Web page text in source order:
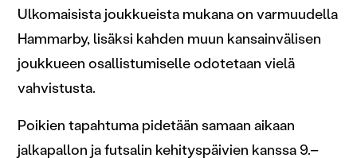
Ulkomaisista joukkueista mukana on varmuudella
Hammarby, lisäksi kahden muun kansainvälisen
joukkueen osallistumiselle odotetaan vielä
vahvistusta.
Poikien tapahtuma pidetään samaan aikaan
jalkapallon ja futsalin kehityspäivien kanssa 9.–